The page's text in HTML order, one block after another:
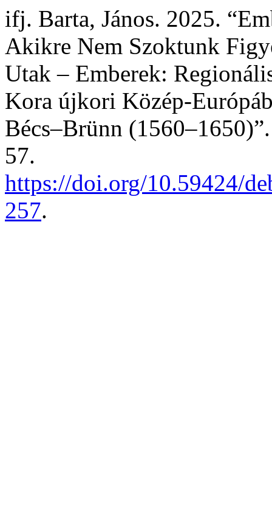
ifj. Barta, János. 2025.
Akikre Nem Szoktunk
Utak – Emberek:
Kora újkori Közép-
Bécs–Brünn
57.
https://doi.org/10.59424/
257.